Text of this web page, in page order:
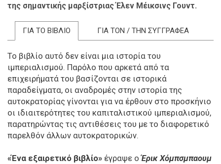
της σημαντικής μαρξίστριας Έλεν Μέικσινς Γουντ.
ΓΙΑ ΤΟ ΒΙΒΛΙΟ ΓΙΑ ΤΟΝ / ΤΗΝ ΣΥΓΓΡΑΦΕΑ
Το βιβλίο αυτό δεν είναι μια ιστορία του
ιμπεριαλισμού. Παρόλο που αρκετά από τα
επιχειρήματά του βασίζονται σε ιστορικά
παραδείγματα, οι αναδρομές στην ιστορία της
αυτοκρατορίας γίνονται για να έρθουν στο προσκήνιο
οι ιδιαιτερότητες του καπιταλιστικού ιμπεριαλισμού,
παρατηρώντας τις αντιθέσεις του με το διαφορετικό
παρελθόν άλλων αυτοκρατορικών.
«Ένα εξαιρετικό βιβλίο» έγραψε οΈρικ Χόμπσμπαουμ